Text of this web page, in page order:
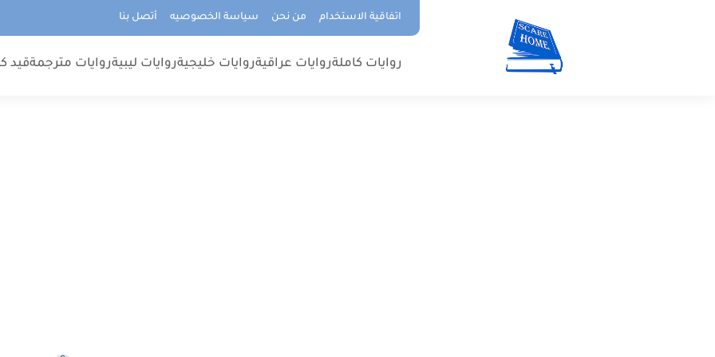
اتفاقية الاستخدام من نحن سياسة الخصوصيه أتصل بنا
روايات كاملةروايات عراقيةروايات خليجيةروايات ليبيةروايات مترجمةقيد